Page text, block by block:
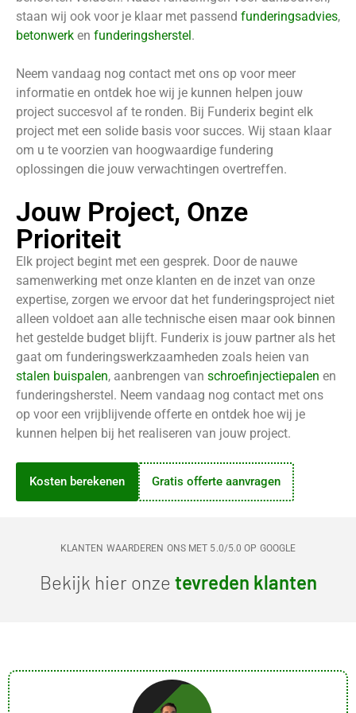
staan wij ook voor je klaar met passend funderingsadvies,
betonwerk en funderingsherstel.
Neem vandaag nog contact met ons op voor meer
informatie en ontdek hoe wij je kunnen helpen jouw
project succesvol af te ronden. Bij Funderix begint elk
project met een solide basis voor succes. Wij staan klaar
om u te voorzien van hoogwaardige fundering
oplossingen die jouw verwachtingen overtreffen.
Jouw Project, Onze
Prioriteit
Elk project begint met een gesprek. Door de nauwe
samenwerking met onze klanten en de inzet van onze
expertise, zorgen we ervoor dat het funderingsproject niet
alleen voldoet aan alle technische eisen maar ook binnen
het gestelde budget blijft. Funderix is jouw partner als het
gaat om funderingswerkzaamheden zoals heien van
stalen buispalen, aanbrengen van schroefinjectiepalen en
funderingsherstel. Neem vandaag nog contact met ons
op voor een vrijblijvende offerte en ontdek hoe wij je
kunnen helpen bij het realiseren van jouw project.
Kosten berekenen Gratis offerte aanvragen
KLANTEN WAARDEREN ONS MET 5.0/5.0 OP GOOGLE
Bekijk hier onze tevreden klanten